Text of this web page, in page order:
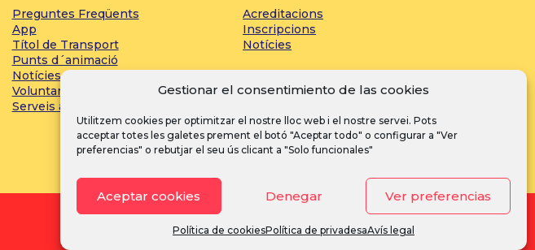
Gestionar el consentimiento de las cookies
Utilitzem cookies per optimitzar el nostre lloc web i el nostre servei. Pots
acceptar totes les galetes prement el botó "Aceptar todo" o configurar a "Ver
preferencias" o rebutjar el seu ús clicant a "Solo funcionales"
Aceptar cookies Denegar Ver preferencias
Política de cookiesPolítica de privadesaAvís legal
Preguntes Freqüents
App
Títol de Transport
Punts d´animació
Notícies
Voluntaris 2000
Serveis addicionals
Acreditacions
Inscripcions
Notícies
I
n
s
r
F
a
c
b
o
Y
o
u
e
Avís legal· Política de privacitat·Política de cookies